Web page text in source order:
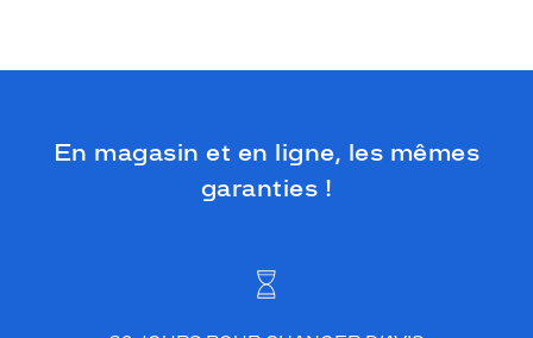
En magasin et en ligne, les mêmes
garanties !